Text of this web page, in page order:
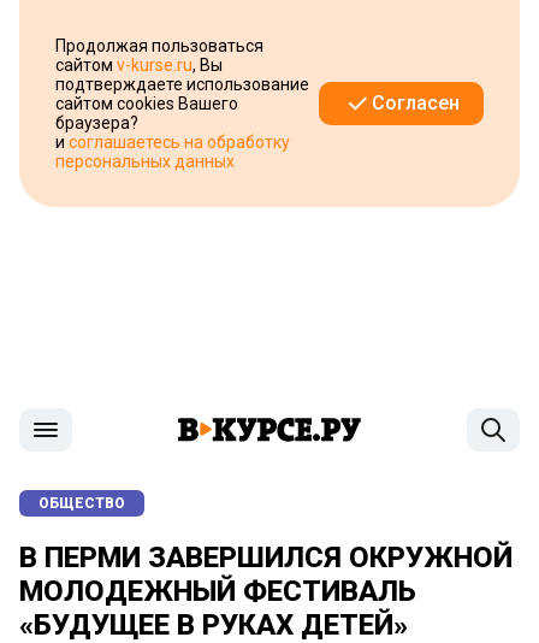
Продолжая пользоваться
сайтом v-kurse.ru, Вы
подтверждаете использование
сайтом cookies Вашего
браузера?
и соглашаетесь на обработку
персональных данных
Согласен
ОБЩЕСТВО
В ПЕРМИ ЗАВЕРШИЛСЯ ОКРУЖНОЙ
МОЛОДЕЖНЫЙ ФЕСТИВАЛЬ
«БУДУЩЕЕ В РУКАХ ДЕТЕЙ»